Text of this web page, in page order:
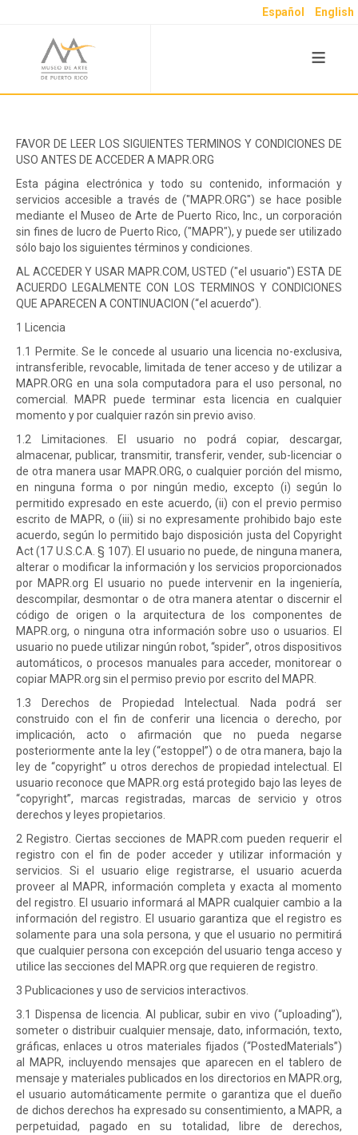
Español English
≡
FAVOR DE LEER LOS SIGUIENTES TERMINOS Y CONDICIONES DE
USO ANTES DE ACCEDER A MAPR.ORG
Esta página electrónica y todo su contenido, información y
servicios accesible a través de ("MAPR.ORG") se hace posible
mediante el Museo de Arte de Puerto Rico, Inc., un corporación
sin fines de lucro de Puerto Rico, ("MAPR"), y puede ser utilizado
sólo bajo los siguientes términos y condiciones.
AL ACCEDER Y USAR MAPR.COM, USTED ("el usuario") ESTA DE
ACUERDO LEGALMENTE CON LOS TERMINOS Y CONDICIONES
QUE APARECEN A CONTINUACION (“el acuerdo”).
1 Licencia
1.1 Permite. Se le concede al usuario una licencia no-exclusiva,
intransferible, revocable, limitada de tener acceso y de utilizar a
MAPR.ORG en una sola computadora para el uso personal, no
comercial. MAPR puede terminar esta licencia en cualquier
momento y por cualquier razón sin previo aviso.
1.2 Limitaciones. El usuario no podrá copiar, descargar,
almacenar, publicar, transmitir, transferir, vender, sub-licenciar o
de otra manera usar MAPR.ORG, o cualquier porción del mismo,
en ninguna forma o por ningún medio, excepto (i) según lo
permitido expresado en este acuerdo, (ii) con el previo permiso
escrito de MAPR, o (iii) si no expresamente prohibido bajo este
acuerdo, según lo permitido bajo disposición justa del Copyright
Act (17 U.S.C.A. § 107). El usuario no puede, de ninguna manera,
alterar o modificar la información y los servicios proporcionados
por MAPR.org El usuario no puede intervenir en la ingeniería,
descompilar, desmontar o de otra manera atentar o discernir el
código de origen o la arquitectura de los componentes de
MAPR.org, o ninguna otra información sobre uso o usuarios. El
usuario no puede utilizar ningún robot, “spider”, otros dispositivos
automáticos, o procesos manuales para acceder, monitorear o
copiar MAPR.org sin el permiso previo por escrito del MAPR.
1.3 Derechos de Propiedad Intelectual. Nada podrá ser
construido con el fin de conferir una licencia o derecho, por
implicación, acto o afirmación que no pueda negarse
posteriormente ante la ley (“estoppel”) o de otra manera, bajo la
ley de “copyright” u otros derechos de propiedad intelectual. El
usuario reconoce que MAPR.org está protegido bajo las leyes de
“copyright”, marcas registradas, marcas de servicio y otros
derechos y leyes propietarios.
2 Registro. Ciertas secciones de MAPR.com pueden requerir el
registro con el fin de poder acceder y utilizar información y
servicios. Si el usuario elige registrarse, el usuario acuerda
proveer al MAPR, información completa y exacta al momento
del registro. El usuario informará al MAPR cualquier cambio a la
información del registro. El usuario garantiza que el registro es
solamente para una sola persona, y que el usuario no permitirá
que cualquier persona con excepción del usuario tenga acceso y
utilice las secciones del MAPR.org que requieren de registro.
3 Publicaciones y uso de servicios interactivos.
3.1 Dispensa de licencia. Al publicar, subir en vivo (“uploading”),
someter o distribuir cualquier mensaje, dato, información, texto,
gráficas, enlaces u otros materiales fijados (“PostedMaterials”)
al MAPR, incluyendo mensajes que aparecen en el tablero de
mensaje y materiales publicados en los directorios en MAPR.org,
el usuario automáticamente permite o garantiza que el dueño
de dichos derechos ha expresado su consentimiento, a MAPR, a
perpetuidad, pagado en su totalidad, libre de derechos,